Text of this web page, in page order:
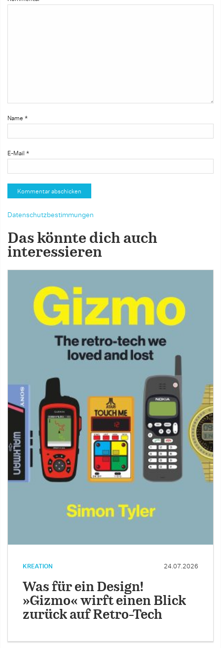
Name *
E-Mail *
Datenschutzbestimmungen
Das könnte dich auch
interessieren
KREATION 24.07.2026
Was für ein Design!
»Gizmo« wirft einen Blick
zurück auf Retro-Tech